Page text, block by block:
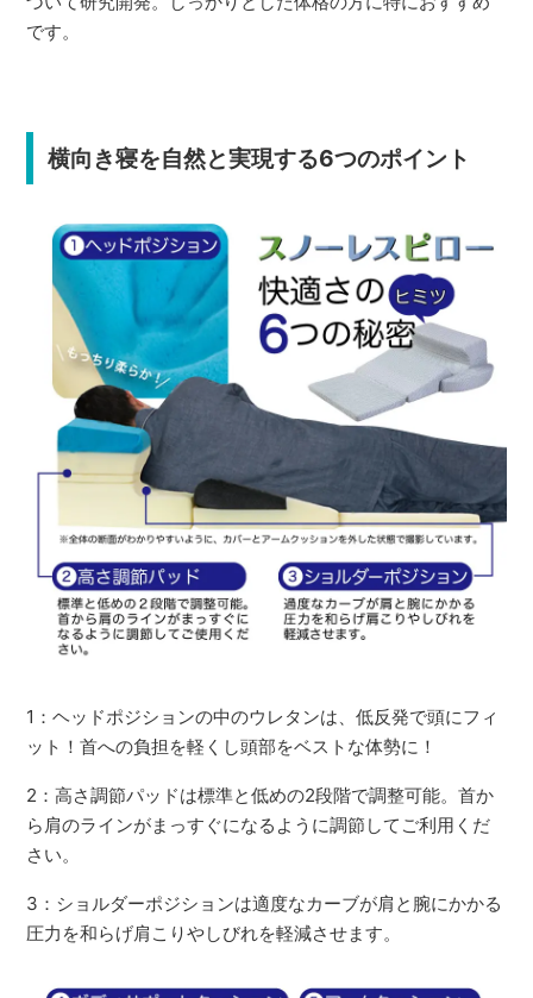
です。
横向き寝を自然と実現する6つのポイント
1：ヘッドポジションの中のウレタンは、低反発で頭にフィ
ット！首への負担を軽くし頭部をベストな体勢に！
2：高さ調節パッドは標準と低めの2段階で調整可能。首か
ら肩のラインがまっすぐになるように調節してご利用くだ
さい。
3：ショルダーポジションは適度なカーブが肩と腕にかかる
圧力を和らげ肩こりやしびれを軽減させます。